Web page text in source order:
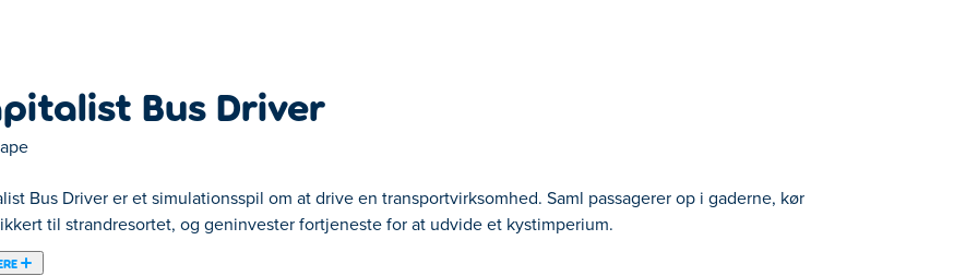
Bus Driver
Bus Driver er et simulationsspil om at drive en transportvirksomhed. Saml passagerer op i gaderne, kør
til strandresortet, og geninvester fortjeneste for at udvide et kystimperium.